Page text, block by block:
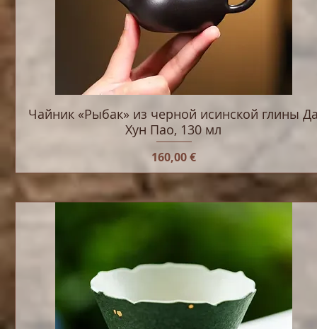
Чайник «Рыбак» из черной исинской глины
Хун Пао, 130 мл
Цена
160,00 €